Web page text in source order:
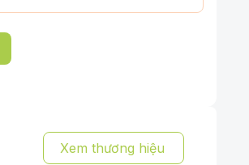
Xem thương hiệu